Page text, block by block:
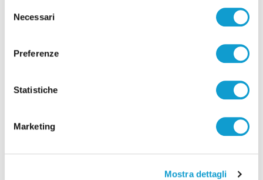
delNecessari
Preferenze
Statistiche
Marketing
Mostra dettagli